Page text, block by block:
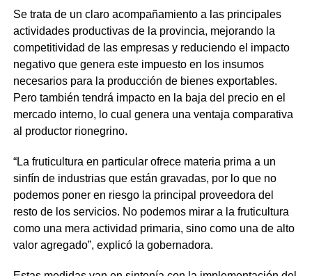
Se trata de un claro acompañamiento a las principales
actividades productivas de la provincia, mejorando la
competitividad de las empresas y reduciendo el impacto
negativo que genera este impuesto en los insumos
necesarios para la producción de bienes exportables.
Pero también tendrá impacto en la baja del precio en el
mercado interno, lo cual genera una ventaja comparativa
al productor rionegrino.
“La fruticultura en particular ofrece materia prima a un
sinfín de industrias que están gravadas, por lo que no
podemos poner en riesgo la principal proveedora del
resto de los servicios. No podemos mirar a la fruticultura
como una mera actividad primaria, sino como una de alto
valor agregado”, explicó la gobernadora.